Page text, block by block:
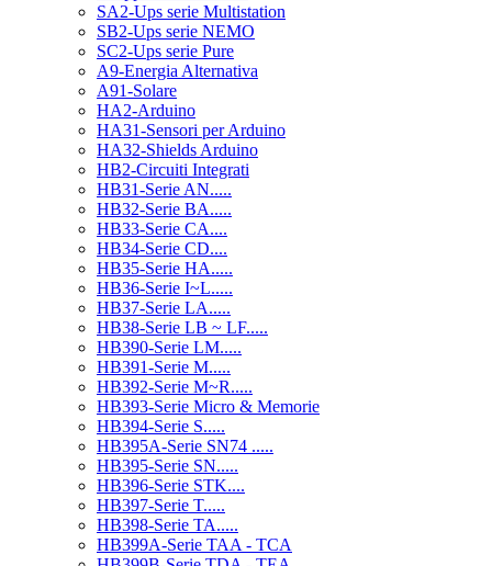
SA2-Ups serie Multistation
SB2-Ups serie NEMO
SC2-Ups serie Pure
A9-Energia Alternativa
A91-Solare
HA2-Arduino
HA31-Sensori per Arduino
HA32-Shields Arduino
HB2-Circuiti Integrati
HB31-Serie AN.....
HB32-Serie BA.....
HB33-Serie CA....
HB34-Serie CD....
HB35-Serie HA.....
HB36-Serie I~L.....
HB37-Serie LA.....
HB38-Serie LB ~ LF.....
HB390-Serie LM.....
HB391-Serie M.....
HB392-Serie M~R.....
HB393-Serie Micro & Memorie
HB394-Serie S.....
HB395A-Serie SN74 .....
HB395-Serie SN.....
HB396-Serie STK....
HB397-Serie T.....
HB398-Serie TA.....
HB399A-Serie TAA - TCA